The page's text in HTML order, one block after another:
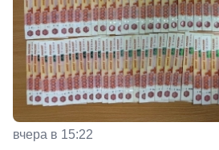
вчера в 15:22